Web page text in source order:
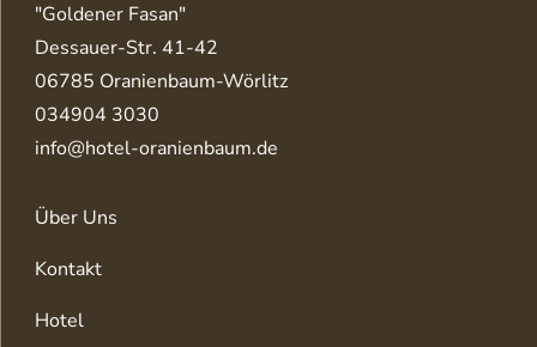
"Goldener Fasan"
Dessauer-Str. 41-42
06785 Oranienbaum-Wörlitz
034904 3030
info@hotel-oranienbaum.de
Über Uns
Kontakt
Hotel